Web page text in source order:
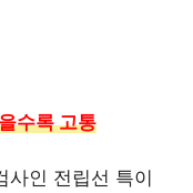
수록 고통
사인 전립선 특이